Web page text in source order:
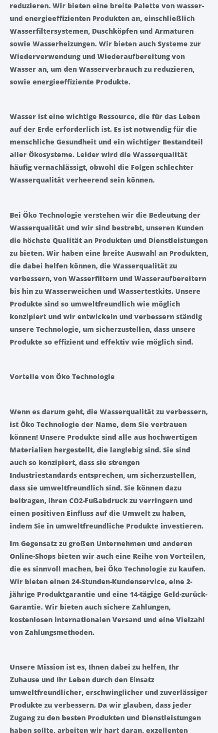
reduzieren. Wir bieten eine breite Palette von wasser-
und energieeffizienten Produkten an, einschließlich
Wasserfiltersystemen, Duschköpfen und Armaturen
sowie Wasserheizungen. Wir bieten auch Systeme zur
Wiederverwendung und Wiederaufbereitung von
Wasser an, um den Wasserverbrauch zu reduzieren,
sowie energieeffiziente Produkte.
Wasser ist eine wichtige Ressource, die für das Leben
auf der Erde erforderlich ist. Es ist notwendig für die
menschliche Gesundheit und ein wichtiger Bestandteil
aller Ökosysteme. Leider wird die Wasserqualität
häufig vernachlässigt, obwohl die Folgen schlechter
Wasserqualität verheerend sein können.
Bei Öko Technologie verstehen wir die Bedeutung der
Wasserqualität und wir sind bestrebt, unseren Kunden
die höchste Qualität an Produkten und Dienstleistungen
zu bieten. Wir haben eine breite Auswahl an Produkten,
die dabei helfen können, die Wasserqualität zu
verbessern, von Wasserfiltern und Wasseraufbereitern
bis hin zu Wasserweichen und Wassertestkits. Unsere
Produkte sind so umweltfreundlich wie möglich
konzipiert und wir entwickeln und verbessern ständig
unsere Technologie, um sicherzustellen, dass unsere
Produkte so effizient und effektiv wie möglich sind.
Vorteile von Öko Technologie
Wenn es darum geht, die Wasserqualität zu verbessern,
ist Öko Technologie der Name, dem Sie vertrauen
können! Unsere Produkte sind alle aus hochwertigen
Materialien hergestellt, die langlebig sind. Sie sind
auch so konzipiert, dass sie strengen
Industriestandards entsprechen, um sicherzustellen,
dass sie umweltfreundlich sind. Sie können dazu
beitragen, Ihren CO2-Fußabdruck zu verringern und
einen positiven Einfluss auf die Umwelt zu haben,
indem Sie in umweltfreundliche Produkte investieren.
Im Gegensatz zu großen Unternehmen und anderen
Online-Shops bieten wir auch eine Reihe von Vorteilen,
die es sinnvoll machen, bei Öko Technologie zu kaufen.
Wir bieten einen 24-Stunden-Kundenservice, eine 2-
jährige Produktgarantie und eine 14-tägige Geld-zurück-
Garantie. Wir bieten auch sichere Zahlungen,
kostenlosen internationalen Versand und eine Vielzahl
von Zahlungsmethoden.
Unsere Mission ist es, Ihnen dabei zu helfen, Ihr
Zuhause und Ihr Leben durch den Einsatz
umweltfreundlicher, erschwinglicher und zuverlässiger
Produkte zu verbessern. Da wir glauben, dass jeder
Zugang zu den besten Produkten und Dienstleistungen
haben sollte, arbeiten wir hart daran, exzellenten